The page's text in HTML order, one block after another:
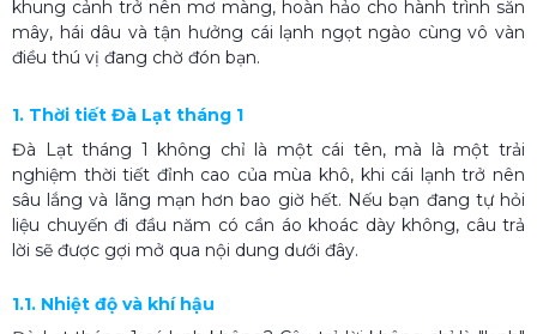
khung cảnh trở nên mơ màng, hoàn hảo cho hành trình săn
mây, hái dâu và tận hưởng cái lạnh ngọt ngào cùng vô vàn
điều thú vị đang chờ đón bạn.
1. Thời tiết Đà Lạt tháng 1
Đà Lạt tháng 1 không chỉ là một cái tên, mà là một trải
nghiệm thời tiết đỉnh cao của mùa khô, khi cái lạnh trở nên
sâu lắng và lãng mạn hơn bao giờ hết. Nếu bạn đang tự hỏi
liệu chuyến đi đầu năm có cần áo khoác dày không, câu trả
lời sẽ được gợi mở qua nội dung dưới đây.
1.1. Nhiệt độ và khí hậu